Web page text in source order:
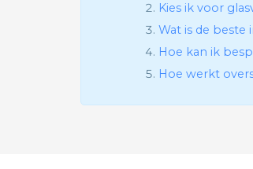
Kies ik voor
Wat is de beste
Hoe kan ik
Hoe werkt